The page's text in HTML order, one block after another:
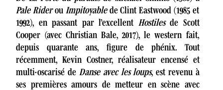
Pale Riderou Impitoyablede Clint Eastwood (1985 et
1992), en passant par l’excellent Hostilesde Scott
Cooper (avec Christian Bale, 2017), le western fait,
depuis quarante ans, figure de phénix. Tout
récemment, Kevin Costner, réalisateur encensé et
multi-oscarisé de Danse avec les loups, est revenu à
ses premières amours de metteur en scène avec